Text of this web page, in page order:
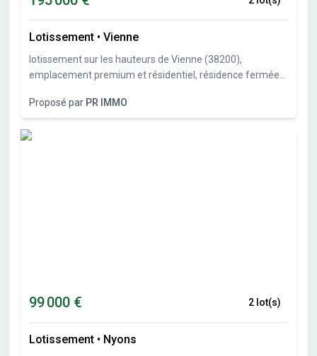
le site Géorisques : www.georisques.gouv.fr
Lotissement • Vienne
lotissement sur les hauteurs de Vienne (38200),
emplacement premium et résidentiel, résidence fermée
l'Ardèche.
Proposé par PR IMMO
99 000 € 2 lot(s)
Lotissement • Nyons